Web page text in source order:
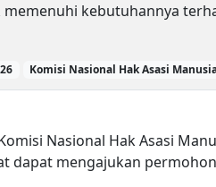
kebutuhannya
Komisi Nasional Hak Asasi
Nasional Hak Asasi
dapat mengajukan